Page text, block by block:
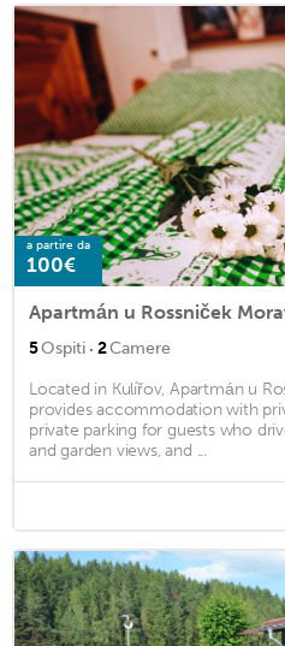
a partire da
100€
Apartmán u Rossniček
5Ospiti · 2Camere
Located in Kulířov, Apartmán u
provides accommodation with
private parking for guests who
and garden views, and ...